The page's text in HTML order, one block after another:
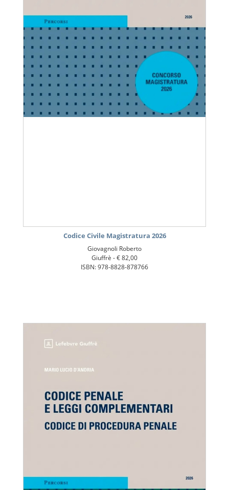
Codice Civile Magistratura 2026
Giovagnoli Roberto
Giuffrè -€ 82,00
ISBN: 978-8828-878766